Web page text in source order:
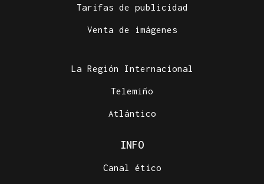
Tarifas de publicidad
Venta de imágenes
La Región Internacional
Telemiño
Atlántico
INFO
Canal ético